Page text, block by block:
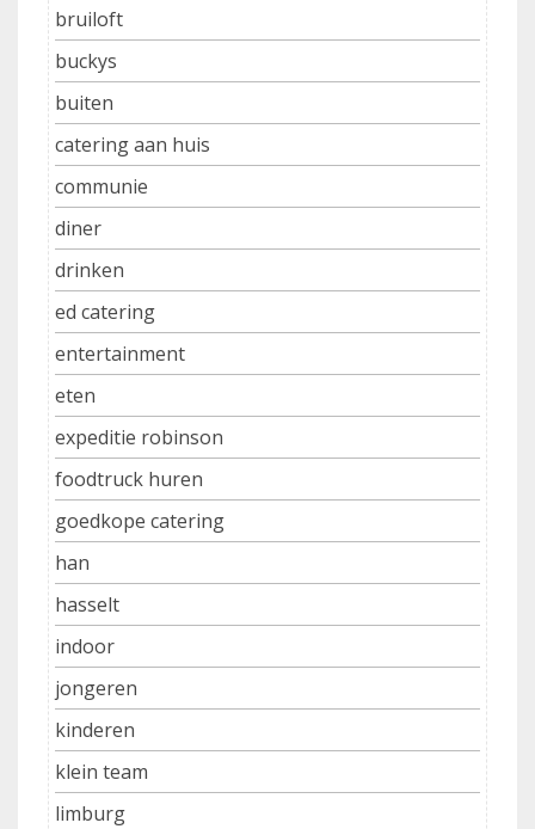
bruiloft
buckys
buiten
catering aan huis
communie
diner
drinken
ed catering
entertainment
eten
expeditie robinson
foodtruck huren
goedkope catering
han
hasselt
indoor
jongeren
kinderen
klein team
limburg